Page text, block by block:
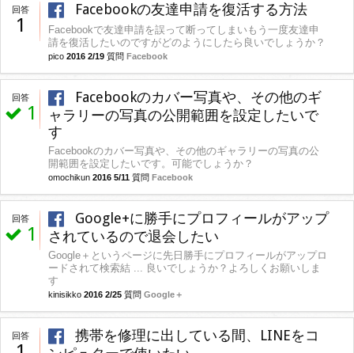
回答
1
Facebookの友達申請を復活する方法
Facebookで友達申請を誤って断ってしまいもう一度友達申
請を復活したいのですがどのようにしたら良いでしょうか？
pico 2016 2/19 質問 Facebook
回答
1
Facebookのカバー写真や、その他のギ
ャラリーの写真の公開範囲を設定したいで
す
Facebookのカバー写真や、その他のギャラリーの写真の公
開範囲を設定したいです。可能でしょうか？
omochikun 2016 5/11 質問 Facebook
回答
1
Google+に勝手にプロフィールがアップ
されているので退会したい
Google＋というページに先日勝手にプロフィールがアップロ
ードされて検索結 ... 良いでしょうか？よろしくお願いしま
す
kinisikko 2016 2/25 質問 Google＋
回答
携帯を修理に出している間、LINEをコ